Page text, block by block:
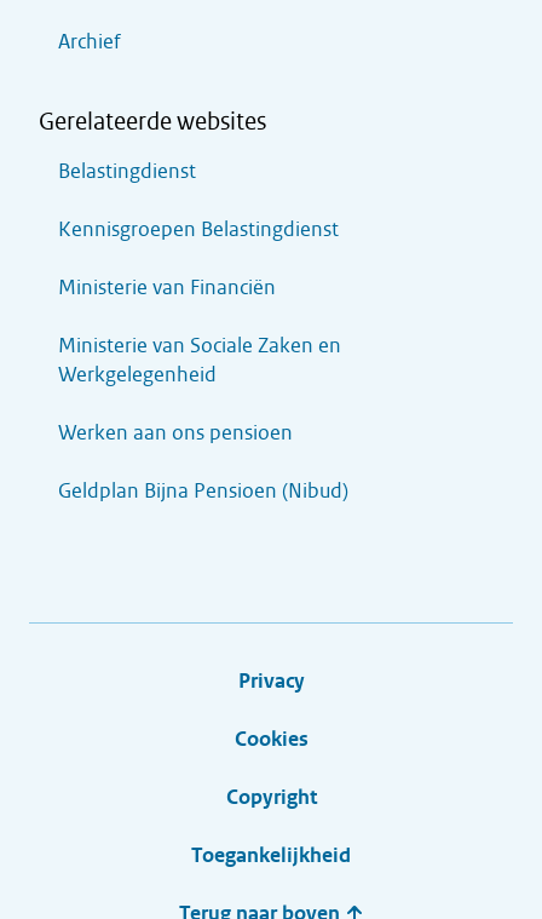
Archief
Gerelateerde websites
Belastingdienst
Kennisgroepen Belastingdienst
Ministerie van Financiën
Ministerie van Sociale Zaken en
Werkgelegenheid
Werken aan ons pensioen
Geldplan Bijna Pensioen (Nibud)
Privacy
Cookies
Copyright
Toegankelijkheid
Terug naar boven